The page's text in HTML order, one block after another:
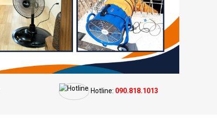
Hotline: 090.818.1013